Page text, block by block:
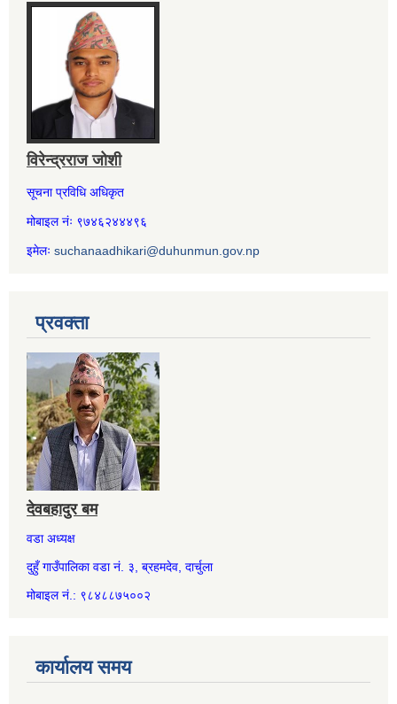
विरेन्द्रराज जोशी
सूचना प्रविधि अधिकृत
मोबाइल नंः ९७४६२४४४९६
इमेलः suchanaadhikari@duhunmun.gov.np
प्रवक्ता
देवबहादुर बम
वडा अध्यक्ष
दुहुँ गाउँपालिका वडा नं. ३, ब्रहमदेव, दार्चुला
मोबाइल नं.: ९८४८८७५००२
कार्यालय समय